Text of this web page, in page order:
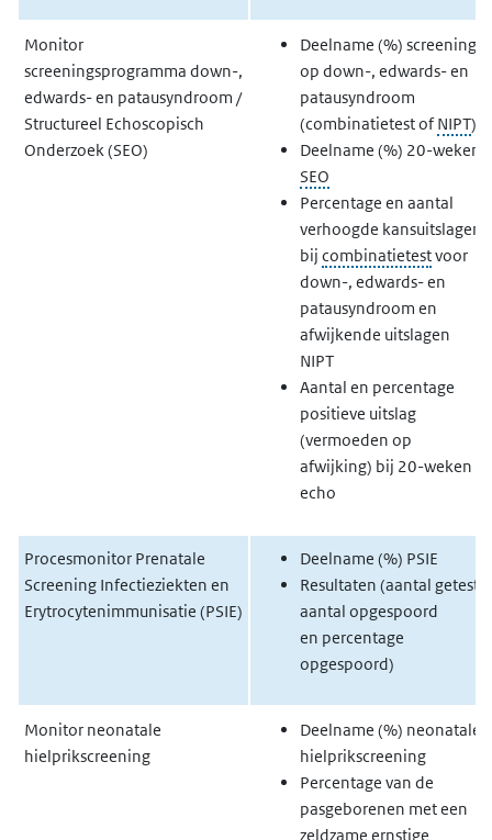
Monitor
screeningsprogramma down-,
edwards- en patausyndroom /
Structureel Echoscopisch
Onderzoek (SEO)
Deelname (%) screening
op down-, edwards- en
patausyndroom
(combinatietest ofNIPT)
Deelname (%) 20-weken
SEO
Percentage en aantal
verhoogde kansuitslagen
bij combinatietestvoor
down-, edwards- en
patausyndroom en
afwijkende uitslagen
NIPT
Aantal en percentage
positieve uitslag
(vermoeden op
afwijking) bij 20-weken
echo
Procesmonitor Prenatale
Screening Infectieziekten en
Erytrocytenimmunisatie (PSIE)
Deelname (%) PSIE
Resultaten (aantal getest,
aantal opgespoord
en percentage
opgespoord)
Monitor neonatale
hielprikscreening
Deelname (%) neonatale
hielprikscreening
Percentage van de
pasgeborenen met een
zeldzame ernstige